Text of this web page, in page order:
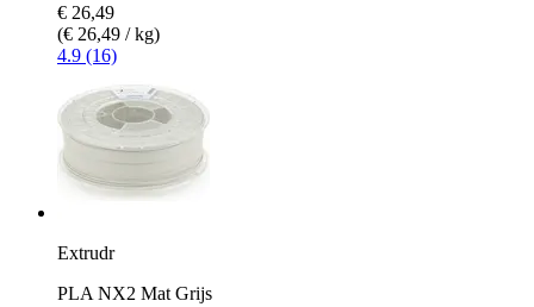
€ 26,49
(€ 26,49 / kg)
4.9 (16)
Extrudr
PLA NX2 Mat Grijs